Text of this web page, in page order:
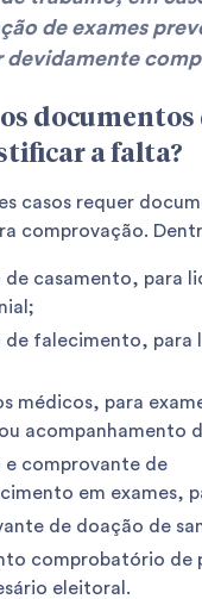
de exames
devidamente
documentos
a falta?
casos requer
comprovação.
casamento, para
de falecimento, para
médicos, para
acompanhamento
e comprovante de
em exames,
de doação de
comprobatório de
eleitoral.